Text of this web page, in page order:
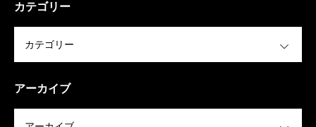
カテゴリー
アーカイブ